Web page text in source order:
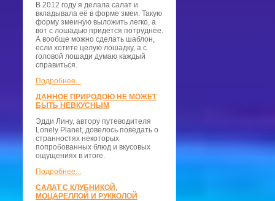
В 2012 году я делала салат и
вкладывала её в форме змеи. Такую
форму змеиную выложить легко, а
вот с лошадью придется потруднее.
А вообще можно сделать шаблон,
если хотите целую лошадку, а с
головой лошади думаю каждый
справиться.
Подробнее...
ДАННОЕ ПРИРОДОЮ НЕ МОЖЕТ
БЫТЬ НЕВКУСНЫМ
Эдди Лину, автору путеводителя
Lonely Planet, довелось поведать о
странностях некоторых
попробованных блюд и вкусовых
ощущениях в итоге.
Подробнее...
САЛАТ С КЛУБНИКОЙ,
МОЦАРЕЛЛОЙ И РУККОЛОЙ